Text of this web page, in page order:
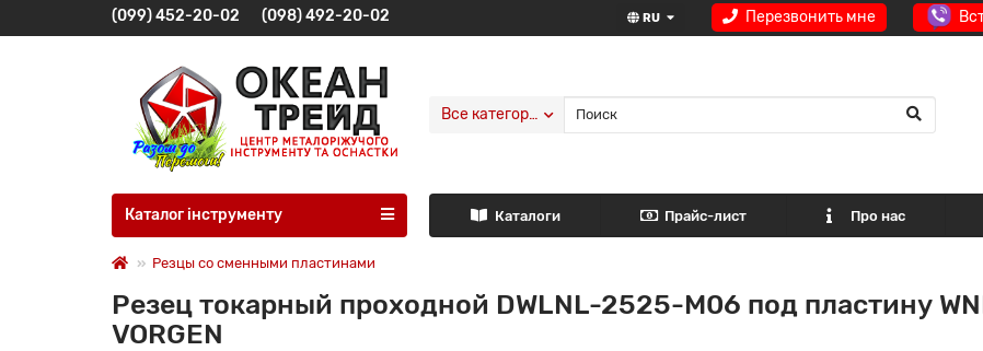
Перезвонить мне
RU
(099) 452-20-02 (098) 492-20-02
Все категории
Каталог інструменту Каталоги Прайс-лист Про нас
Резцы со сменными пластинами
Резец токарный проходной DWLNL-2525-M06 под пластину
VORGEN